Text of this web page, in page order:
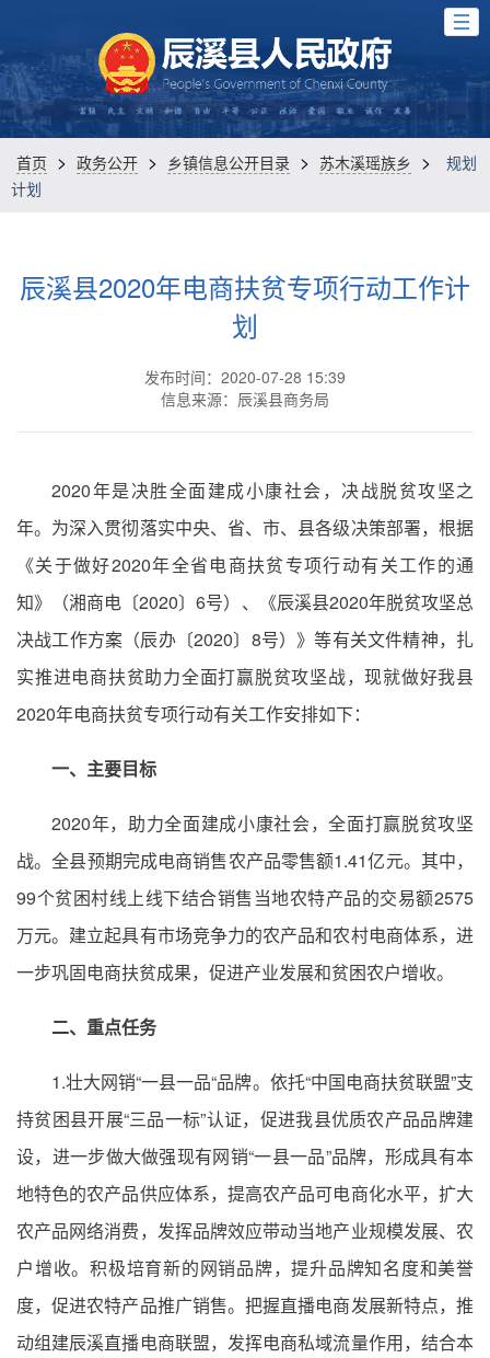
首页 > 政务公开 > 乡镇信息公开目录 > 苏木溪瑶族乡 >
规划
计划
辰溪县2020年电商扶贫专项行动工作计
划
发布时间：2020-07-28 15:39
信息来源：辰溪县商务局
2020年是决胜全面建成小康社会，决战脱贫攻坚之
年。为深入贯彻落实中央、省、市、县各级决策部署，根据
《关于做好2020年全省电商扶贫专项行动有关工作的通
知》（湘商电〔2020〕6号）、《辰溪县2020年脱贫攻坚总
决战工作方案（辰办〔2020〕8号）》等有关文件精神，扎
实推进电商扶贫助力全面打赢脱贫攻坚战，现就做好我县
2020年电商扶贫专项行动有关工作安排如下：
一、主要目标
2020年，助力全面建成小康社会，全面打赢脱贫攻坚
战。全县预期完成电商销售农产品零售额1.41亿元。其中，
99个贫困村线上线下结合销售当地农特产品的交易额2575
万元。建立起具有市场竞争力的农产品和农村电商体系，进
一步巩固电商扶贫成果，促进产业发展和贫困农户增收。
二、重点任务
1.壮大网销“一县一品“品牌。依托“中国电商扶贫联盟”支
持贫困县开展“三品一标”认证，促进我县优质农产品品牌建
设，进一步做大做强现有网销“一县一品”品牌，形成具有本
地特色的农产品供应体系，提高农产品可电商化水平，扩大
农产品网络消费，发挥品牌效应带动当地产业规模发展、农
户增收。积极培育新的网销品牌，提升品牌知名度和美誉
度，促进农特产品推广销售。把握直播电商发展新特点，推
动组建辰溪直播电商联盟，发挥电商私域流量作用，结合本